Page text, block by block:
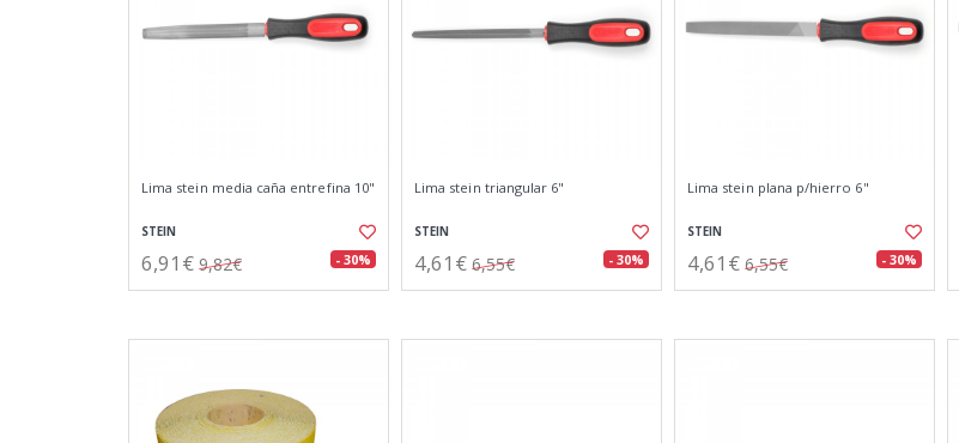
Lima stein media caña entrefina 10"
STEIN
6,91€ 9,82€ - 30%
Lima stein triangular 6"
STEIN
4,61€ 6,55€ - 30%
Lima stein plana p/hierro 6"
STEIN
4,61€ 6,55€ - 30%